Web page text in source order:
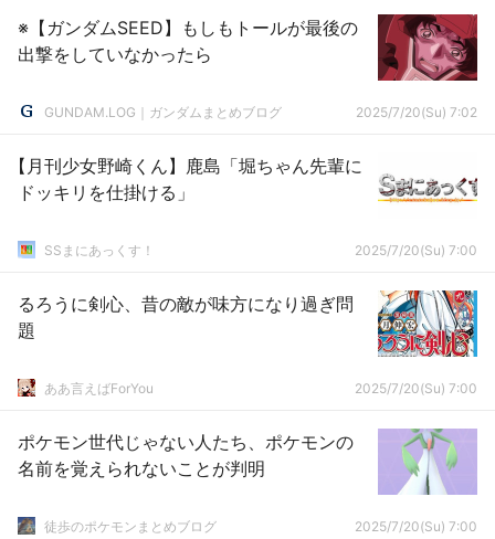
※【ガンダムSEED】もしもトールが最後の
出撃をしていなかったら
GUNDAM.LOG｜ガンダムまとめブログ 2025/7/20(Su) 7:02
【月刊少女野崎くん】鹿島「堀ちゃん先輩に
ドッキリを仕掛ける」
SSまにあっくす！ 2025/7/20(Su) 7:00
るろうに剣心、昔の敵が味方になり過ぎ問
題
ああ言えばForYou 2025/7/20(Su) 7:00
ポケモン世代じゃない人たち、ポケモンの
名前を覚えられないことが判明
徒歩のポケモンまとめブログ 2025/7/20(Su) 7:00